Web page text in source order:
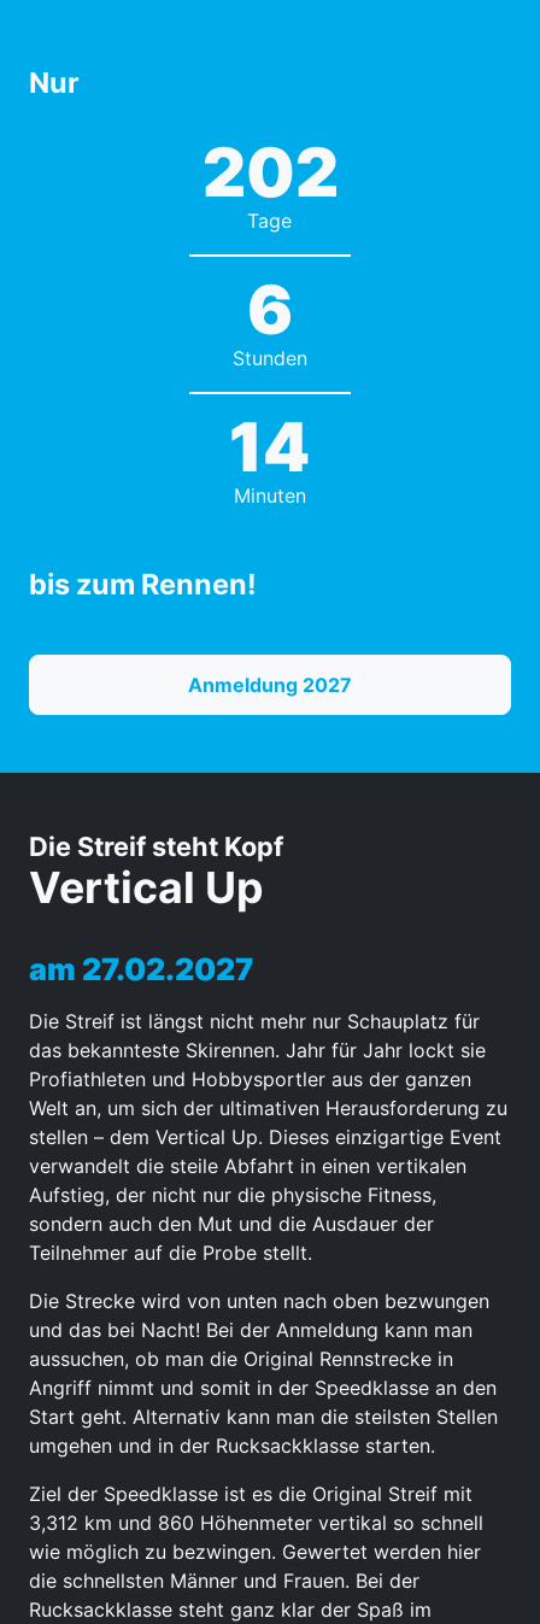
Nur
202
Tage
6
Stunden
14
Minuten
bis zum Rennen!
Anmeldung 2027
Vertical Up
Die Streif steht Kopf
am 27.02.2027
Die Streif ist längst nicht mehr nur Schauplatz für
das bekannteste Skirennen. Jahr für Jahr lockt sie
Profiathleten und Hobbysportler aus der ganzen
Welt an, um sich der ultimativen Herausforderung zu
stellen – dem Vertical Up. Dieses einzigartige Event
verwandelt die steile Abfahrt in einen vertikalen
Aufstieg, der nicht nur die physische Fitness,
sondern auch den Mut und die Ausdauer der
Teilnehmer auf die Probe stellt.
Die Strecke wird von unten nach oben bezwungen
und das bei Nacht! Bei der Anmeldung kann man
aussuchen, ob man die Original Rennstrecke in
Angriff nimmt und somit in der Speedklasse an den
Start geht. Alternativ kann man die steilsten Stellen
umgehen und in der Rucksackklasse starten.
Ziel der Speedklasse ist es die Original Streif mit
3,312 km und 860 Höhenmeter vertikal so schnell
wie möglich zu bezwingen. Gewertet werden hier
die schnellsten Männer und Frauen. Bei der
Rucksackklasse steht ganz klar der Spaß im